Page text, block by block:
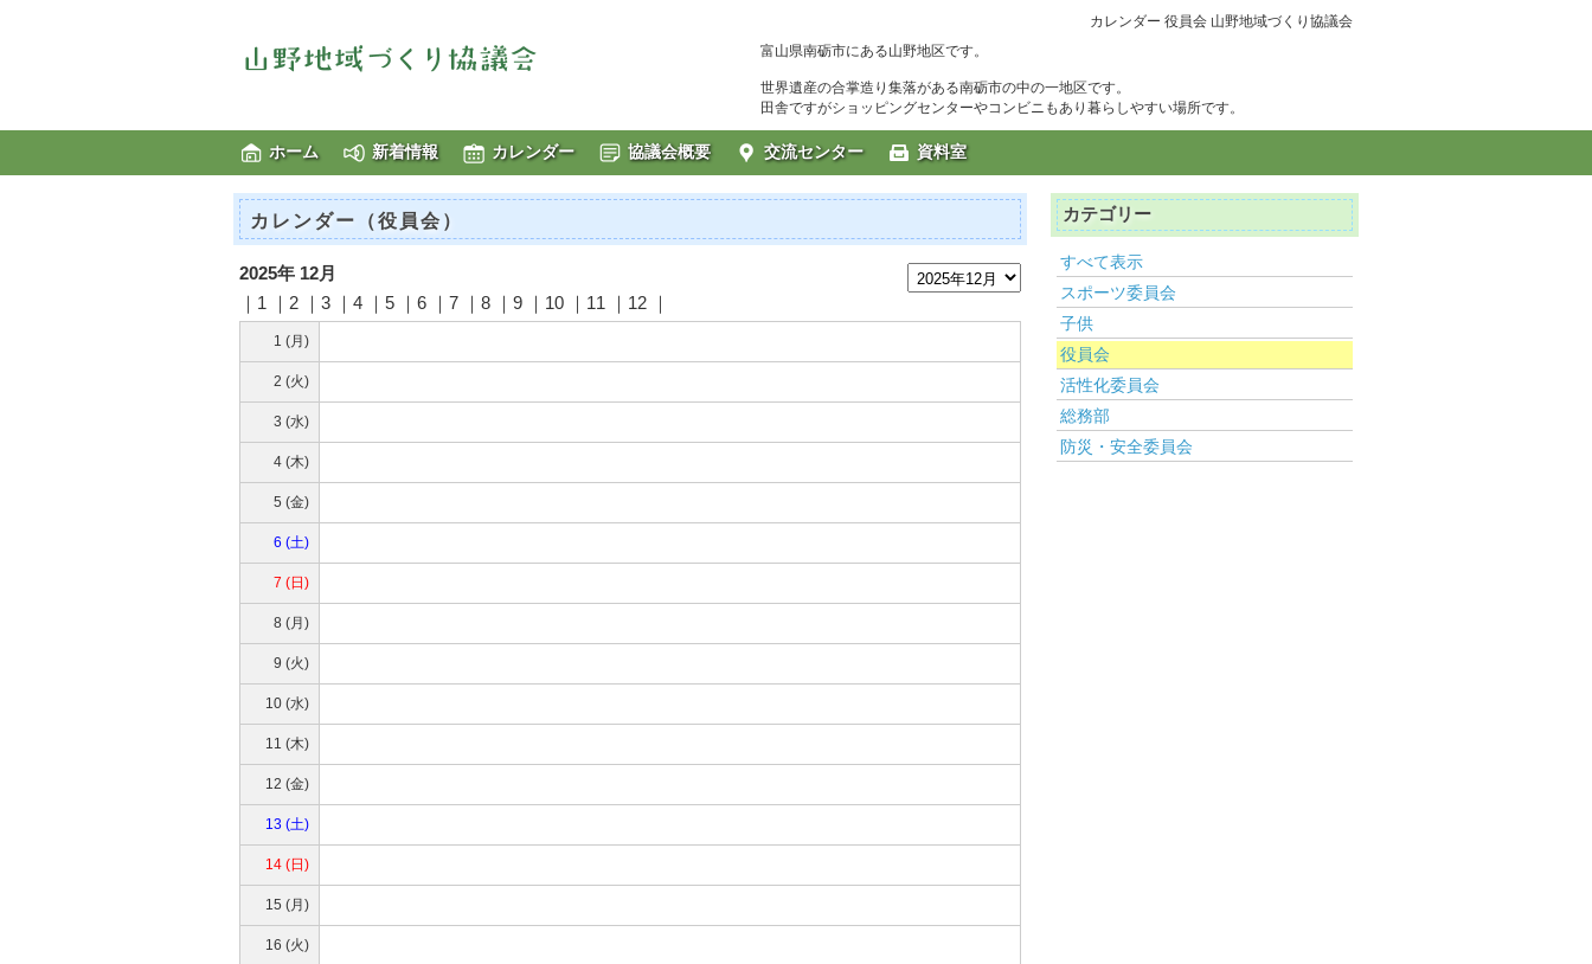
カレンダー 役員会 山野地域づくり協議会
富山県南砺市にある山野地区です。
世界遺産の合掌造り集落がある南砺市の中の一地区です。
田舎ですがショッピングセンターやコンビニもあり暮らしやすい場所です。
ホーム 新着情報 カレンダー 協議会概要 交流センター 資料室
カレンダー（役員会）
2025年 12月
｜1 ｜2 ｜3 ｜4 ｜5 ｜6 ｜7 ｜8 ｜9 ｜10 ｜11 ｜12 ｜
1 (月)
2 (火)
3 (水)
4 (木)
5 (金)
6 (土)
7 (日)
8 (月)
9 (火)
10 (水)
11 (木)
12 (金)
13 (土)
14 (日)
15 (月)
16 (火)
カテゴリー
すべて表示
スポーツ委員会
子供
役員会
活性化委員会
総務部
防災・安全委員会